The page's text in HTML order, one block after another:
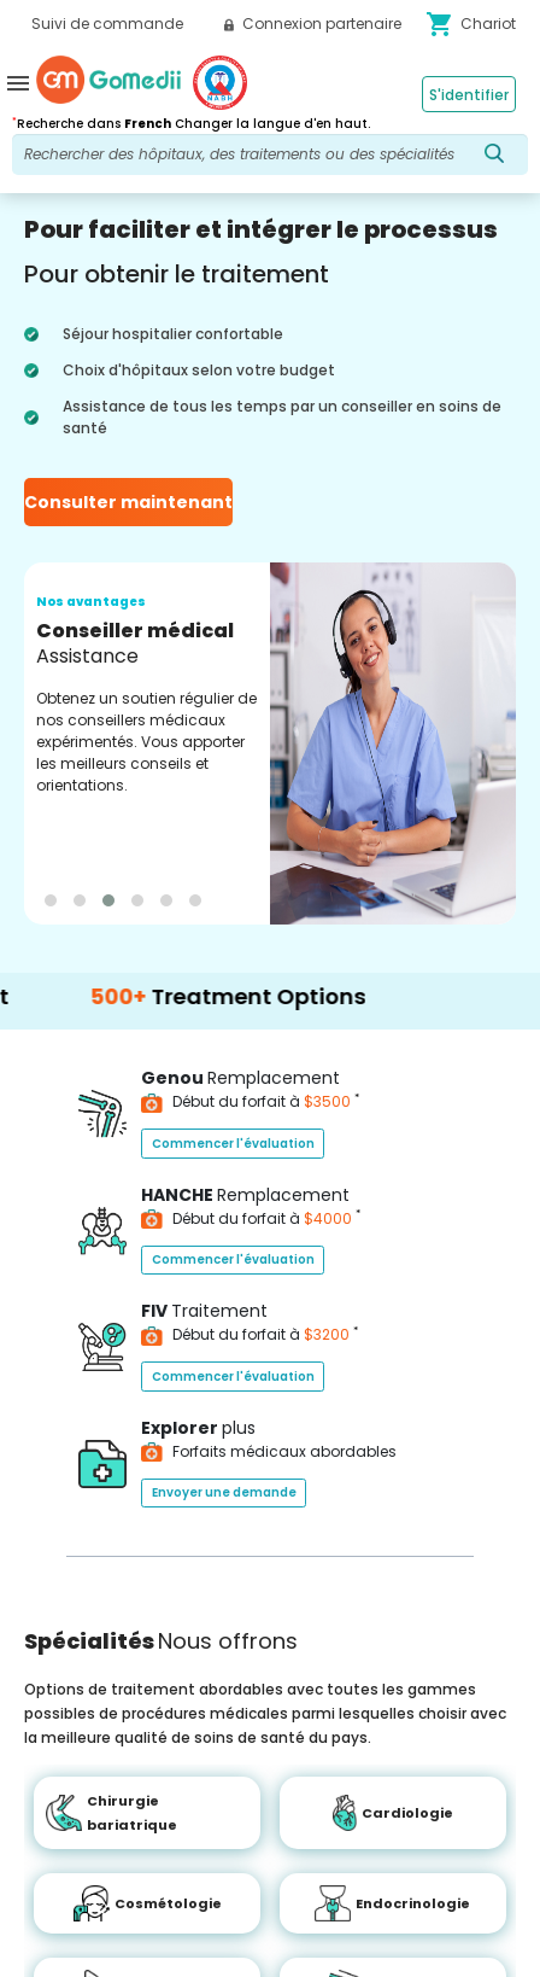
Suivi de commande Connexion partenaire shopping_cart Chariot
*Recherche dans French Changer la langue d'en haut.
S'identifier
menu
Pour faciliter et intégrer le processus
Pour obtenir le traitement
Séjour hospitalier confortable
Choix d'hôpitaux selon votre budget
Assistance de tous les temps par un conseiller en soins de
santé
Consulter maintenant
Nos avantages
Conseiller médical
Assistance
Obtenez un soutien régulier de
nos conseillers médicaux
expérimentés. Vous apporter
les meilleurs conseils et
orientations.
Treatment Options
Genou Remplacement
Début du forfait à $3500 *
Commencer l'évaluation
HANCHE Remplacement
Début du forfait à $4000 *
Commencer l'évaluation
FIV Traitement
Début du forfait à $3200 *
Commencer l'évaluation
Explorer plus
Forfaits médicaux abordables
Envoyer une demande
SpécialitésNous offrons
Options de traitement abordables avec toutes les gammes
possibles de procédures médicales parmi lesquelles choisir avec
la meilleure qualité de soins de santé du pays.
Chirurgie
bariatrique
Cardiologie
Cosmétologie Endocrinologie